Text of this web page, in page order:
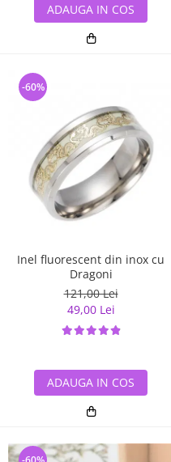
ADAUGA IN COS
Inel fluorescent din inox cu
Dragoni
121,00 Lei
49,00 Lei
-60%
ADAUGA IN COS